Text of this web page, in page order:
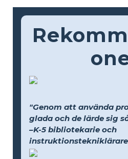
"Genom att använda
glada och de lärde sig
–K-5 bibliotekarie och
instruktionstekniklärare